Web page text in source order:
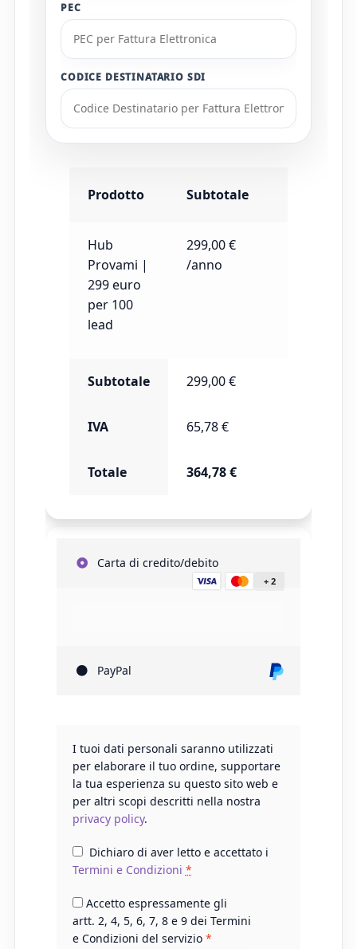
PEC
CODICE DESTINATARIO SDI
Prodotto Subtotale
Hub
Provami |
299 euro
per 100
lead
299,00€
/anno
Subtotale 299,00€
IVA 65,78€
Totale 364,78€
Carta di credito/debito
+ 2
PayPal
I tuoi dati personali saranno utilizzati
per elaborare il tuo ordine, supportare
la tua esperienza su questo sito web e
per altri scopi descritti nella nostra
privacy policy.
Dichiaro di aver letto e accettato i
Termini e Condizioni *
Accetto espressamente gli
artt. 2, 4, 5, 6, 7, 8 e 9 dei Termini
e Condizioni del servizio *